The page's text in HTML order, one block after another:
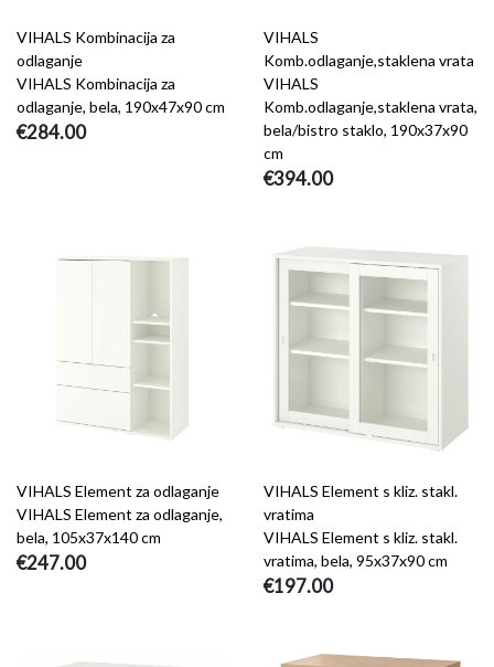
VIHALS Kombinacija za
odlaganje
VIHALS Kombinacija za
odlaganje, bela, 190x47x90 cm
€284.00
VIHALS
Komb.odlaganje,staklena vrata
VIHALS
Komb.odlaganje,staklena vrata,
bela/bistro staklo, 190x37x90
cm
€394.00
VIHALS Element za odlaganje
VIHALS Element za odlaganje,
bela, 105x37x140 cm
€247.00
VIHALS Element s kliz. stakl.
vratima
VIHALS Element s kliz. stakl.
vratima, bela, 95x37x90 cm
€197.00